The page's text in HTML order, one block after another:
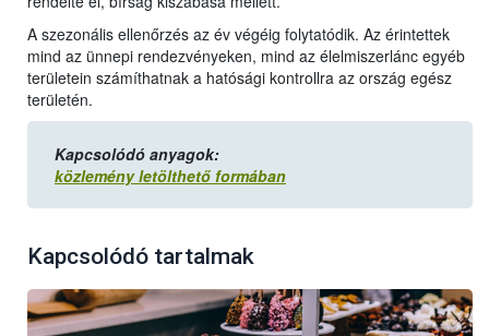
A szezonális ellenőrzés az év végéig folytatódik. Az érintettek
mind az ünnepi rendezvényeken, mind az élelmiszerlánc egyéb
területein számíthatnak a hatósági kontrollra az ország egész
területén.
Kapcsolódó anyagok:
közlemény letölthető formában
Kapcsolódó tartalmak